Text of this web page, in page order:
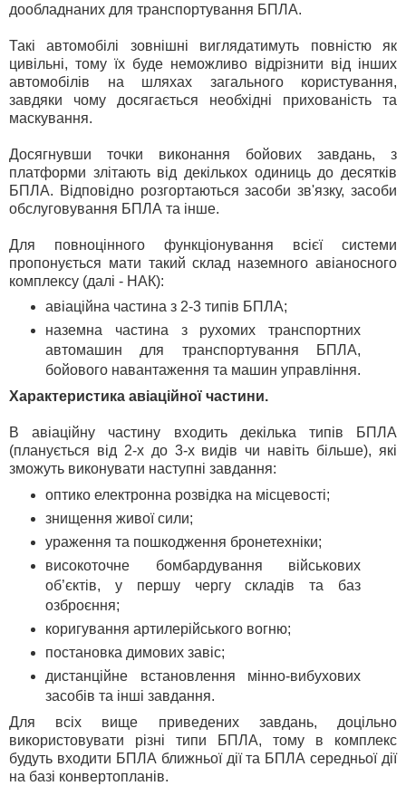
дообладнаних для транспортування БПЛА.
Такі автомобілі зовнішні виглядатимуть повністю як
цивільні, тому їх буде неможливо відрізнити від інших
автомобілів на шляхах загального користування,
завдяки чому досягається необхідні прихованість та
маскування.
Досягнувши точки виконання бойових завдань, з
платформи злітають від декількох одиниць до десятків
БПЛА. Відповідно розгортаються засоби зв'язку, засоби
обслуговування БПЛА та інше.
Для повноцінного функціонування всієї системи
пропонується мати такий склад наземного авіаносного
комплексу (далі - НАК):
авіаційна частина з 2-3 типів БПЛА;
наземна частина з рухомих транспортних
автомашин для транспортування БПЛА,
бойового навантаження та машин управління.
Характеристика авіаційної частини.
В авіаційну частину входить декілька типів БПЛА
(планується від 2-х до 3-х видів чи навіть більше), які
зможуть виконувати наступні завдання:
оптико електронна розвідка на місцевості;
знищення живої сили;
ураження та пошкодження бронетехніки;
високоточне бомбардування військових
об’єктів, у першу чергу складів та баз
озброєння;
коригування артилерійського вогню;
постановка димових завіс;
дистанційне встановлення мінно-вибухових
засобів та інші завдання.
Для всіх вище приведених завдань, доцільно
використовувати різні типи БПЛА, тому в комплекс
будуть входити БПЛА ближньої дії та БПЛА середньої дії
на базі конвертопланів.